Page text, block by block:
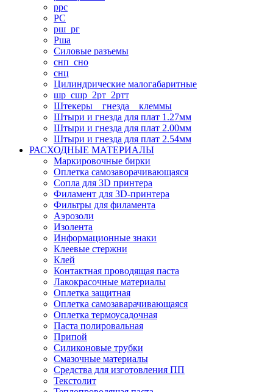
ррс
РС
рш_рг
Рша
Силовые разъемы
снп_сно
снц
Цилиндрические малогабаритные
шр_сшр_2рт_2ртт
Штекеры _ гнезда _ клеммы
Штыри и гнезда для плат 1.27мм
Штыри и гнезда для плат 2.00мм
Штыри и гнезда для плат 2.54мм
РАСХОДНЫЕ МАТЕРИАЛЫ
Маркировочные бирки
Оплетка самозаворачивающаяся
Сопла для 3D принтера
Филамент для 3D-принтера
Фильтры для филамента
Аэрозоли
Изолента
Информационные знаки
Клеевые стержни
Клей
Контактная проводящая паста
Лакокрасочные материалы
Оплетка защитная
Оплетка самозаварачивающаяся
Оплетка термоусадочная
Паста полировальная
Припой
Силиконовые трубки
Смазочные материалы
Средства для изготовления ПП
Текстолит